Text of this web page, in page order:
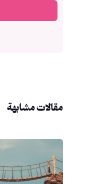
مقالات مشابهة